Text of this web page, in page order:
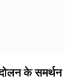
के समर्थन